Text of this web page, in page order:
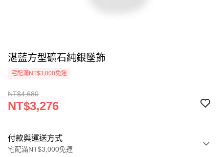
湛藍方型礦石純銀墜飾
宅配滿NT$3,000免運
NT$4,680
NT$3,276
付款與運送方式
宅配滿NT$3,000免運